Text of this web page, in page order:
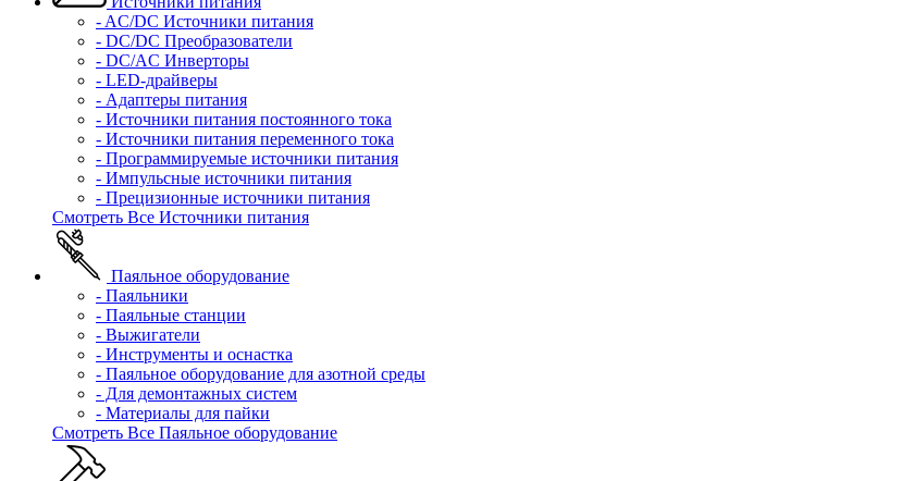
- AC/DC Источники питания
- DC/DC Преобразователи
- DC/AC Инверторы
- LED-драйверы
- Адаптеры питания
- Источники питания постоянного тока
- Источники питания переменного тока
- Программируемые источники питания
- Импульсные источники питания
- Прецизионные источники питания
Смотреть Все Источники питания
Паяльное оборудование
- Паяльники
- Паяльные станции
- Выжигатели
- Инструменты и оснастка
- Паяльное оборудование для азотной среды
- Для демонтажных систем
- Материалы для пайки
Смотреть Все Паяльное оборудование